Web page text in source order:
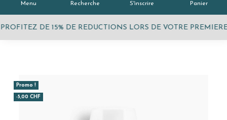
Menu Recherche S'inscrire Panier
DE 15% DE REDUCTIONS LORS DE VOTRE
Promo !
-5,00 CHF